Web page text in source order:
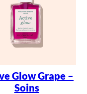
Glow Grape –
Soins